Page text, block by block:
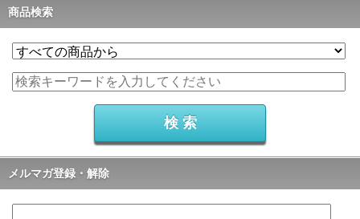
商品検索
メルマガ登録・解除